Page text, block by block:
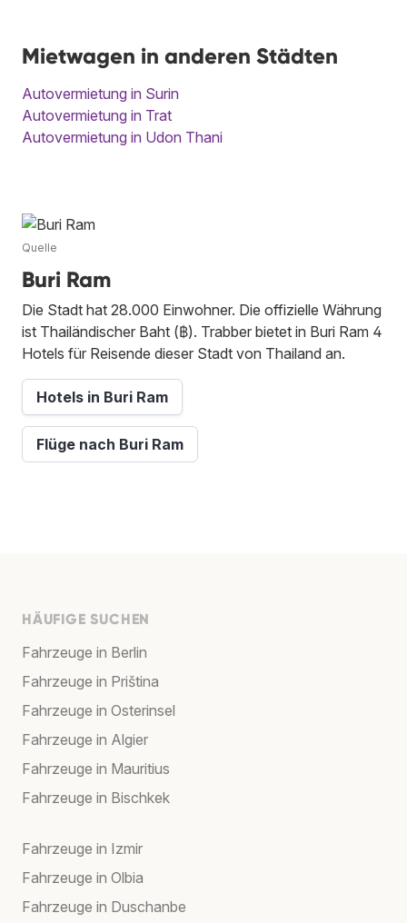
Mietwagen in anderen Städten
Autovermietung in Surin
Autovermietung in Trat
Autovermietung in Udon Thani
Quelle
Buri Ram
Die Stadt hat 28.000 Einwohner. Die offizielle Währung
ist Thailändischer Baht (฿). Trabber bietet in Buri Ram 4
Hotels für Reisende dieser Stadt von Thailand an.
Hotels in Buri Ram
Flüge nach Buri Ram
HÄUFIGE SUCHEN
Fahrzeuge in Berlin
Fahrzeuge in Priština
Fahrzeuge in Osterinsel
Fahrzeuge in Algier
Fahrzeuge in Mauritius
Fahrzeuge in Bischkek
Fahrzeuge in Izmir
Fahrzeuge in Olbia
Fahrzeuge in Duschanbe